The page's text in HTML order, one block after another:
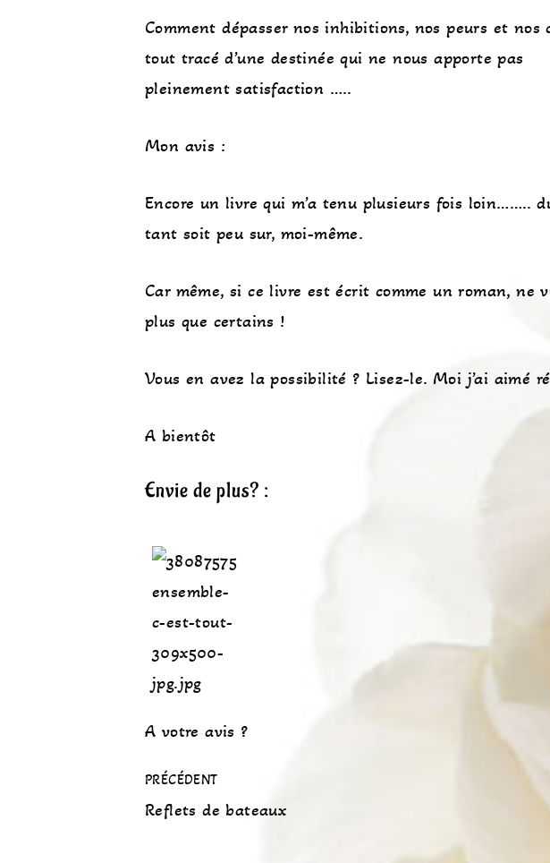
Comment dépasser nos inhibitions, nos peurs et
tout tracé d’une destinée qui ne nous apporte pas
pleinement satisfaction …..
Mon avis :
Encore un livre qui m’a tenu plusieurs fois loin……..
tant soit peu sur, moi-même.
Car même, si ce livre est écrit comme un roman, ne
plus que certains !
Vous en avez la possibilité ? Lisez-le. Moi j’ai aimé
A bientôt
Envie de plus? :
A votre avis ?
PRÉCÉDENT
Reflets de bateaux